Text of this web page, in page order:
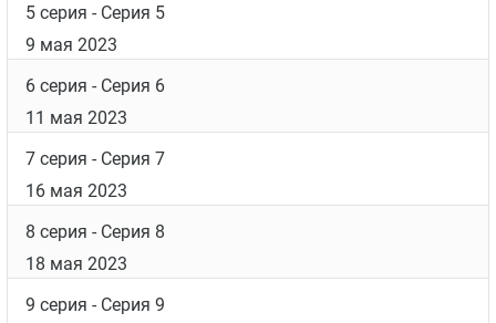
5 серия - Серия 5
9 мая 2023
6 серия - Серия 6
11 мая 2023
7 серия - Серия 7
16 мая 2023
8 серия - Серия 8
18 мая 2023
9 серия - Серия 9